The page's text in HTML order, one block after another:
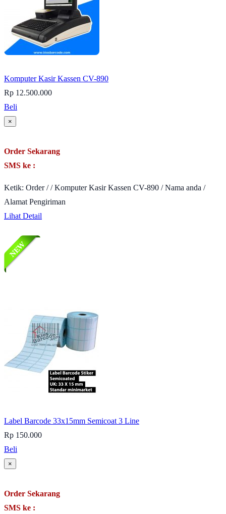
Komputer Kasir Kassen CV-890
Rp 12.500.000
Beli
×
Order Sekarang
SMS ke :
Ketik: Order / / Komputer Kasir Kassen CV-890 / Nama anda /
Alamat Pengiriman
Lihat Detail
Label Barcode 33x15mm Semicoat 3 Line
Rp 150.000
Beli
×
Order Sekarang
SMS ke :